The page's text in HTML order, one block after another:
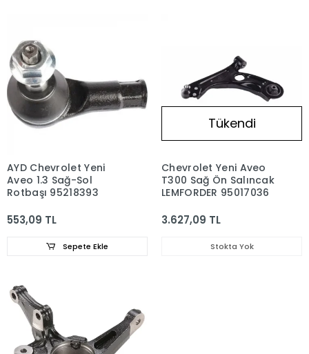
AYD Chevrolet Yeni
Aveo 1.3 Sağ-Sol
Rotbaşı 95218393
553,09 TL
Sepete Ekle
Tükendi
Chevrolet Yeni Aveo
T300 Sağ Ön Salıncak
LEMFORDER 95017036
3.627,09 TL
Stokta Yok